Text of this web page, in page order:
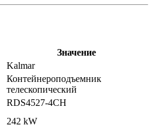
Значение
Kalmar
Контейнероподъемник
телескопический
RDS4527-4CH
242 kW